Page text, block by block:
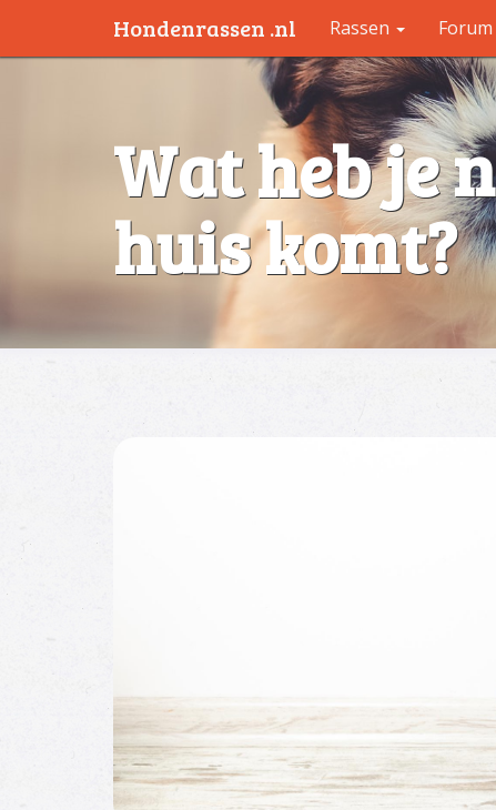
Wat heb je
huis komt?
Hondenrassen .nl Rassen Forum